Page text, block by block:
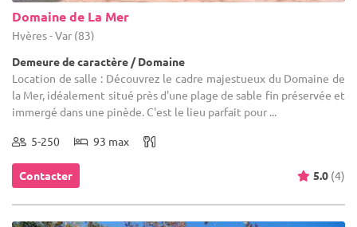
Domaine de La Mer
Hyères - Var (83)
Demeure de caractère / Domaine
Location de salle : Découvrez le cadre majestueux du Domaine de
la Mer, idéalement situé près d'une plage de sable fin préservée et
immergé dans une pinède. C'est le lieu parfait pour ...
5-250 93 max
Contacter 5.0 (4)